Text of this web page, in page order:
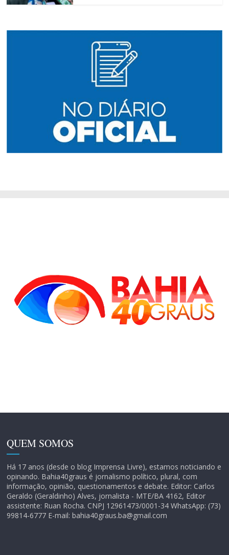
QUEM SOMOS
Há 17 anos (desde o blog Imprensa Livre), estamos noticiando e
opinando. Bahia40graus é jornalismo político, plural, com
informação, opinião, questionamentos e debate. Editor: Carlos
Geraldo (Geraldinho) Alves, jornalista - MTE/BA 4162, Editor
assistente: Ruan Rocha. CNPJ 12961473/0001-34 WhatsApp: (73)
99814-6777 E-mail: bahia40graus.ba@gmail.com